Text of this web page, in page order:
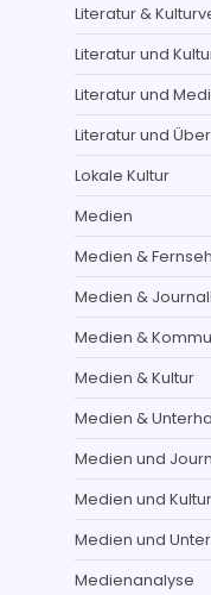
Literatur &
Literatur und
Literatur und
Literatur und
Lokale Kultur
Medien
Medien &
Medien &
Medien &
Medien & Kultur
Medien &
Medien und
Medien und Kultur
Medien und
Medienanalyse